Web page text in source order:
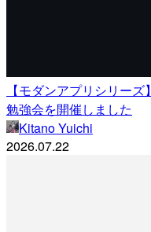
【モダンアプリシリー
勉強会を開催しました
Kitano Yuichi
2026.07.22